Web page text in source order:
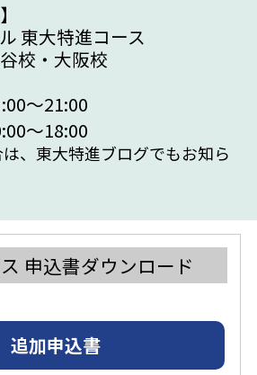
東大特進コース
校・大阪校
～21:00
～18:00
、東大特進ブログでもお知ら
申込書ダウンロード
追加申込書